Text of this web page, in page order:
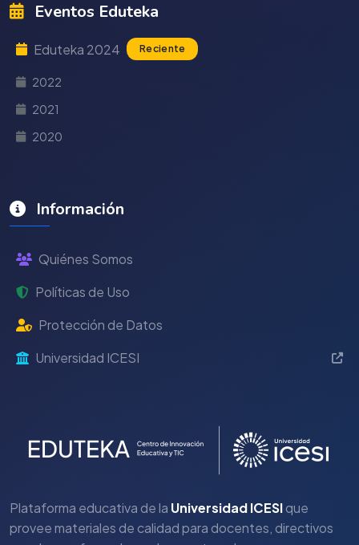
Eventos Eduteka
Eduteka 2024 Reciente
2022
2021
2020
Información
Quiénes Somos
Políticas de Uso
Protección de Datos
Universidad ICESI
Plataforma educativa de la Universidad ICESIque
provee materiales de calidad para docentes, directivos